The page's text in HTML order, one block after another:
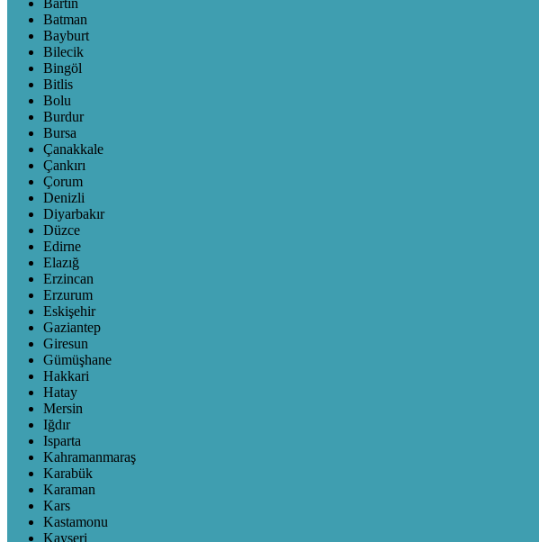
Bartın
Batman
Bayburt
Bilecik
Bingöl
Bitlis
Bolu
Burdur
Bursa
Çanakkale
Çankırı
Çorum
Denizli
Diyarbakır
Düzce
Edirne
Elazığ
Erzincan
Erzurum
Eskişehir
Gaziantep
Giresun
Gümüşhane
Hakkari
Hatay
Mersin
Iğdır
Isparta
Kahramanmaraş
Karabük
Karaman
Kars
Kastamonu
Kayseri